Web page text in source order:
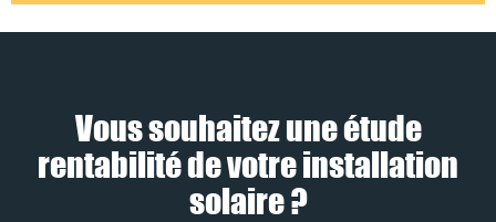
Vous souhaitez une étude
rentabilité de votre installation
solaire ?